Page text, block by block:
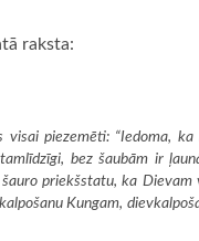
raksta:
piezemēti: “Iedoma,
bez šaubām ir
priekšstatu, ka
Kungam,